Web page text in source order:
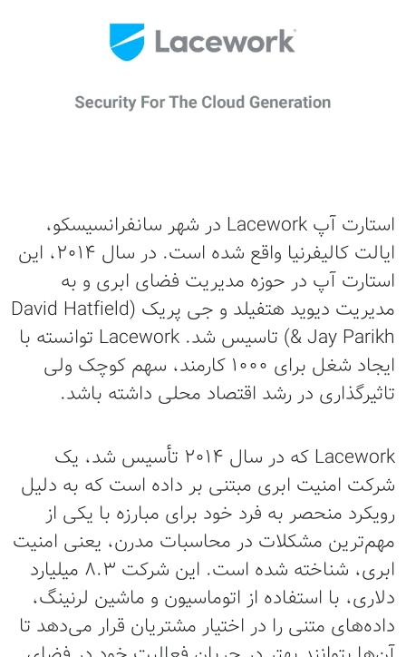
استارت آپ Lacework در شهر سانفرانسیسکو،
ایالت کالیفرنیا واقع شده است. در سال ۲۰۱۴، این
استارت آپ در حوزه مدیریت فضای ابری و به
مدیریت دیوید هتفیلد و جی پریک (David Hatfield
Jay Parikh &) تاسیس شد. Lacework توانسته با
ایجاد شغل برای ۱۰۰۰ کارمند، سهم کوچک ولی
تاثیرگذاری در رشد اقتصاد محلی داشته باشد.
Lacework که در سال ۲۰۱۴ تأسیس شد، یک
شرکت امنیت ابری مبتنی بر داده است که به دلیل
رویکرد منحصر به فرد خود برای مبارزه با یکی از
مهم‌ترین مشکلات در محاسبات مدرن، یعنی امنیت
ابری، شناخته شده است. این شرکت ۸.۳ میلیارد
دلاری، با استفاده از اتوماسیون و ماشین لرنینگ،
داده‌های متنی را در اختیار مشتریان قرار می‌دهد تا